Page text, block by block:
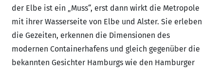
der Elbe ist ein „Muss“, erst dann wirkt die Metropole
mit ihrer Wasserseite von Elbe und Alster. Sie erleben
die Gezeiten, erkennen die Dimensionen des
modernen Containerhafens und gleich gegenüber die
bekannten Gesichter Hamburgs wie den Hamburger